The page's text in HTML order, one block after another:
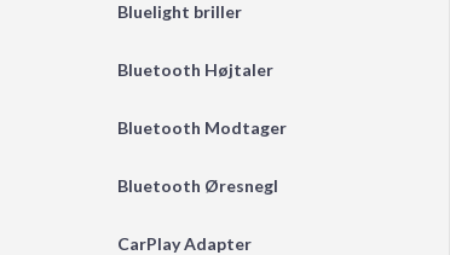
Bluelight briller
Bluetooth Højtaler
Bluetooth Modtager
Bluetooth Øresnegl
CarPlay Adapter